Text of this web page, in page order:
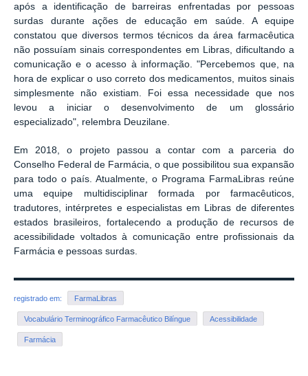
após a identificação de barreiras enfrentadas por pessoas
surdas durante ações de educação em saúde. A equipe
constatou que diversos termos técnicos da área farmacêutica
não possuíam sinais correspondentes em Libras, dificultando a
comunicação e o acesso à informação. "Percebemos que, na
hora de explicar o uso correto dos medicamentos, muitos sinais
simplesmente não existiam. Foi essa necessidade que nos
levou a iniciar o desenvolvimento de um glossário
especializado", relembra Deuzilane.
Em 2018, o projeto passou a contar com a parceria do
Conselho Federal de Farmácia, o que possibilitou sua expansão
para todo o país. Atualmente, o Programa FarmaLibras reúne
uma equipe multidisciplinar formada por farmacêuticos,
tradutores, intérpretes e especialistas em Libras de diferentes
estados brasileiros, fortalecendo a produção de recursos de
acessibilidade voltados à comunicação entre profissionais da
Farmácia e pessoas surdas.
registrado em: FarmaLibras
Vocabulário Terminográfico Farmacêutico Bilíngue Acessibilidade
Farmácia